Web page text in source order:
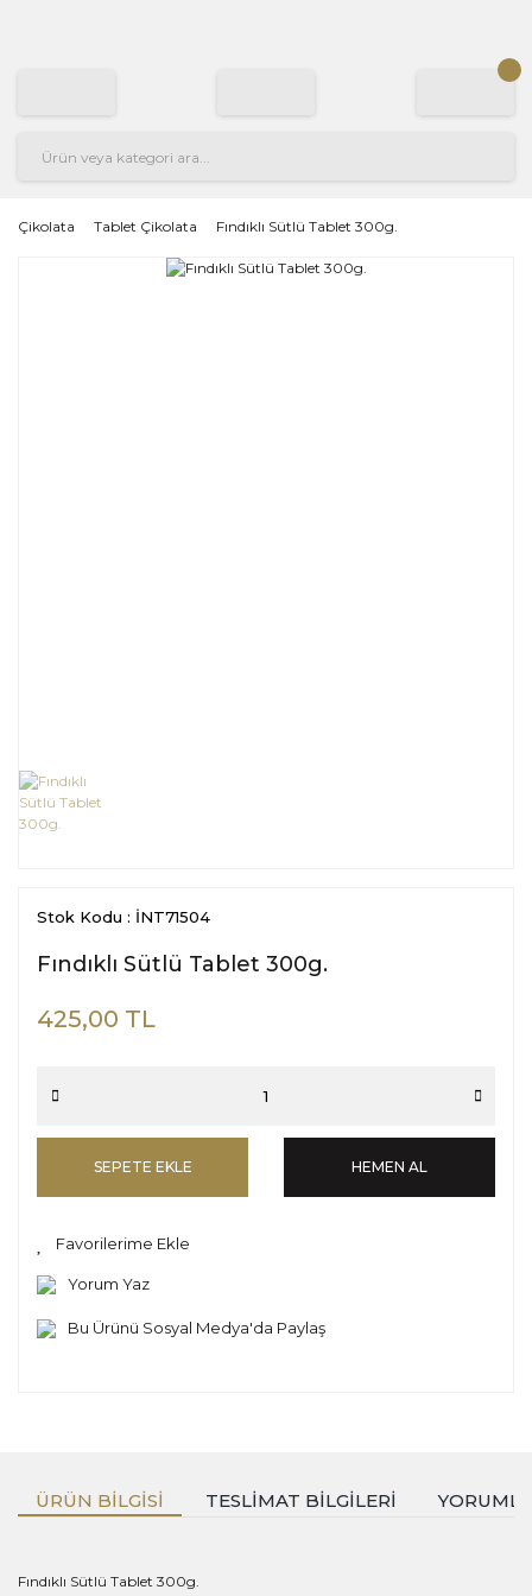
Çikolata Tablet Çikolata Fındıklı Sütlü Tablet 300g.
Stok Kodu : İNT71504
Fındıklı Sütlü Tablet 300g.
425,00 TL
SEPETE EKLE HEMEN AL
Yorum Yaz
Bu Ürünü Sosyal Medya'da Paylaş
ÜRÜN BILGISI TESLIMAT BILGILERI
Fındıklı Sütlü Tablet 300g.